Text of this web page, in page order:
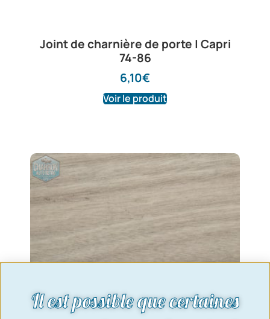
Joint de charnière de porte | Capri
74-86
6,10€
Voir le produit
Il est possible que certaines